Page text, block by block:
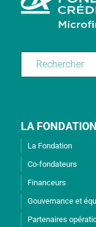
LA FONDATION
La Fondation
Co-fondateurs
Financeurs
Gouvernance et
Partenaires